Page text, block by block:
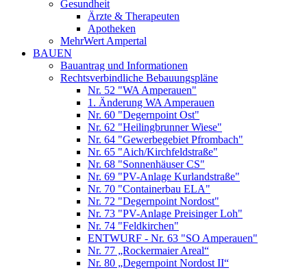
Gesundheit
Ärzte & Therapeuten
Apotheken
MehrWert Ampertal
BAUEN
Bauantrag und Informationen
Rechtsverbindliche Bebauungspläne
Nr. 52 "WA Amperauen"
1. Änderung WA Amperauen
Nr. 60 "Degernpoint Ost"
Nr. 62 "Heilingbrunner Wiese"
Nr. 64 "Gewerbegebiet Pfrombach"
Nr. 65 "Aich/Kirchfeldstraße"
Nr. 68 "Sonnenhäuser CS"
Nr. 69 "PV-Anlage Kurlandstraße"
Nr. 70 "Containerbau ELA"
Nr. 72 "Degernpoint Nordost"
Nr. 73 "PV-Anlage Preisinger Loh"
Nr. 74 "Feldkirchen"
ENTWURF - Nr. 63 "SO Amperauen"
Nr. 77 „Rockermaier Areal“
Nr. 80 „Degernpoint Nordost II“